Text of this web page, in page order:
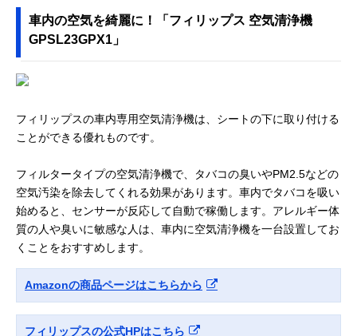
車内の空気を綺麗に！「フィリップス 空気清浄機
GPSL23GPX1」
フィリップスの車内専用空気清浄機は、シートの下に取り付ける
ことができる優れものです。
フィルタータイプの空気清浄機で、タバコの臭いやPM2.5などの
空気汚染を除去してくれる効果があります。車内でタバコを吸い
始めると、センサーが反応して自動で稼働します。アレルギー体
質の人や臭いに敏感な人は、車内に空気清浄機を一台設置してお
くことをおすすめします。
Amazonの商品ページはこちらから
フィリップスの公式HPはこちら